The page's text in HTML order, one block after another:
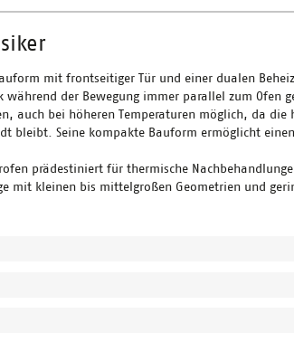
mit frontseitiger Tür und einer dualen
während der Bewegung immer parallel zum Ofen
auch bei höheren Temperaturen möglich, da die
bleibt. Seine kompakte Bauform ermöglicht einen
prädestiniert für thermische
mit kleinen bis mittelgroßen Geometrien und